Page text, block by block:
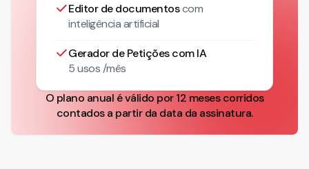
Editor de documentoscom
inteligência artificial
Gerador de Petições com IA
5 usos /mês
O plano anual é válido por 12 meses corridos
contados a partir da data da assinatura.